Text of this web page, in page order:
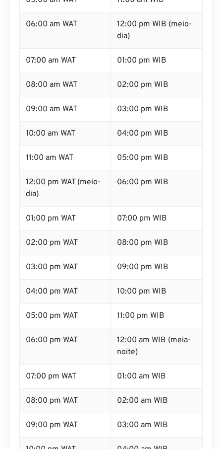
06:00 am WAT
12:00 pm WIB (meio-
dia)
07:00 am WAT 01:00 pm WIB
08:00 am WAT 02:00 pm WIB
09:00 am WAT 03:00 pm WIB
10:00 am WAT 04:00 pm WIB
11:00 am WAT 05:00 pm WIB
12:00 pm WAT (meio-
dia)
06:00 pm WIB
01:00 pm WAT 07:00 pm WIB
02:00 pm WAT 08:00 pm WIB
03:00 pm WAT 09:00 pm WIB
04:00 pm WAT 10:00 pm WIB
05:00 pm WAT 11:00 pm WIB
06:00 pm WAT
12:00 am WIB (meia-
noite)
07:00 pm WAT 01:00 am WIB
08:00 pm WAT 02:00 am WIB
09:00 pm WAT 03:00 am WIB